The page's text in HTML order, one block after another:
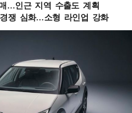
…인근 지역 수출도 계획
쟁 심화…소형 라인업 강화